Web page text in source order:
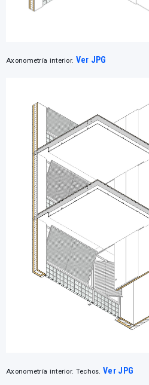
Axonometría interior. Ver JPG
Axonometría interior. Techos. Ver JPG